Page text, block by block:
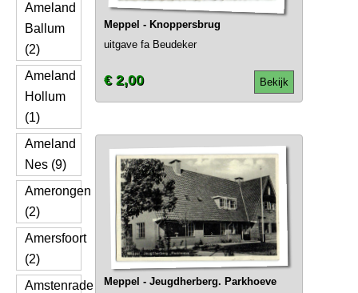
Ameland
Ballum
(2)
Ameland
Hollum
(1)
Ameland
Nes (9)
Amerongen
(2)
Amersfoort
(2)
Amstenrade
Meppel - Knoppersbrug
uitgave fa Beudeker
Bekijk
€ 2,00
Meppel - Jeugdherberg. Parkhoeve